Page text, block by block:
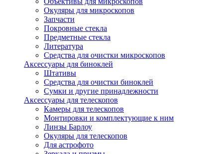
Окуляры для микроскопов
Запчасти
Покровные стекла
Предметные стекла
Литература
Средства для очистки микроскопов
Аксессуары для биноклей
Штативы
Средства для очистки биноклей
Сумки и другие принадлежности
Аксессуары для телескопов
Камеры для телескопов
Монтировки и комплектующие к ним
Линзы Барлоу
Окуляры для телескопов
Для астрофото